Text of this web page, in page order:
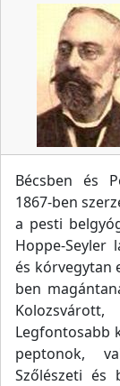
Bécsben és
1867-ben
a pesti
Hoppe-Seyler
és kórvegytan
ben
Legfontosabb
peptonok,
Szőlészeti és